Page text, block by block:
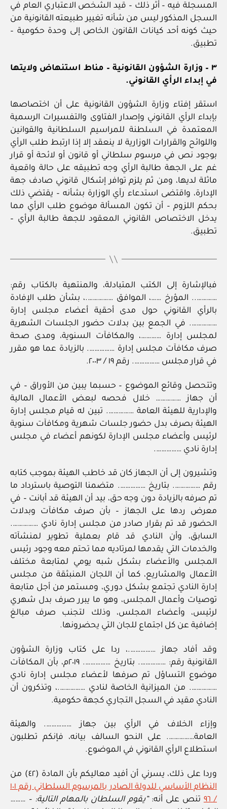
المسجلة فيه – أثر ذلك – قيد الشخص الاعتباري العام في
السجل المذكور ليس من شأنه تغيير طبيعته القانونية من
حيث كونه أحد كيانات القانون الخاص إلى وحدة حكومية –
تطبيق.
٣ – وزارة الشؤون القانونية – مناط استنهاض ولايتها
في إبداء الرأي القانوني.
استقر إفتاء وزارة الشؤون القانونية على أن اختصاصها
بإبداء الرأي القانوني وإصدار الفتاوى والتفسيرات الرسمية
المعتمدة في السلطنة للمراسيم السلطانية والقوانين
واللوائح والقرارات الوزارية لا ينعقد إلا إذا ارتبط طلب الرأي
بوجود نص في مرسوم سلطاني أو قانون أو لائحة أو قرار
غم على الجهة طالبة الرأي وجه تطبيقه على حالة واقعية
ماثلة لديها، ومن ثم يلزم توافر إشكال قانوني صادف جهة
الإدارة، واقتضى استدعاء رأي الوزارة بشأنه – يقتضي ذلك
بحكم اللزوم – أن تكون المسألة موضوع طلب الرأي مما
يدخل الاختصاص القانوني المعقود للجهة طالبة الرأي –
تطبيق.
فبالإشارة إلى الكتب المتبادلة، والمنتهية بالكتاب رقم:
………….. المؤرخ ……، الموافق …………….، بشأن طلب الإفادة
بالرأي القانوني حول مدى أحقية أعضاء مجلس إدارة
……………. في الجمع بين بدلات حضور الجلسات الشهرية
لمجلس إدارة …………، والمكافآت السنوية، ومدى صحة
صرف مكافآت مجلس إدارة ……………. بالزيادة عما هو مقرر
في قرار مجلس ……………. رقم ١٩ / ٢٠٠٣.
وتتحصل وقائع الموضوع – حسبما يبين من الأوراق – في
أن جهاز …………… خلال فحصه لبعض الأعمال المالية
والإدارية للهيئة العامة ……………. تبين له قيام مجلس إدارة
الهيئة بصرف بدل حضور جلسات شهرية ومكافآت سنوية
لرئيس وأعضاء مجلس الإدارة لكونهم أعضاء في مجلس
إدارة نادي …………….
وتشيرون إلى أن الجهاز كان قد خاطب الهيئة بموجب كتابه
رقم ……………. بتاريخ ……………. متضمنا التوصية باسترداد ما
تم صرفه بالزيادة دون وجه حق، بيد أن الهيئة قد أبانت – في
معرض ردها على الجهاز – بأن صرف مكافآت وبدلات
الحضور قد تم بقرار صادر من مجلس إدارة نادي …………….
السابق، وأن النادي قد قام بعملية تطوير لمنشآته
والخدمات التي يقدمها لمرتاديه مما تحتم معه وجود رئيس
المجلس والأعضاء بشكل شبه يومي لمتابعة مختلف
الأعمال والمشاريع، كما أن اللجان المنبثقة من مجلس
إدارة النادي تجتمع بشكل دوري، ومستمر من أجل متابعة
توصيات وأعمال المجلس، وهو ما يبرر صرف بدل شهري
لرئيس، وأعضاء المجلس، وذلك لتجنب صرف مبالغ
إضافية عن كل اجتماع للجان التي يحضرونها.
وقد أفاد جهاز …………….، ردا على كتاب وزارة الشؤون
القانونية رقم: ……………. بتاريخ ……………. ٢٠١٩م، بأن المكافآت
موضوع التساؤل تم صرفها لأعضاء مجلس إدارة نادي
……………. من الميزانية الخاصة لنادي …………….، وتذكرون أن
النادي مقيد في السجل التجاري كجهة حكومية.
وإزاء الخلاف في الرأي بين جهاز ……………. والهيئة
العامة……………. على النحو السالف بيانه، فإنكم تطلبون
استطلاع الرأي القانوني في الموضوع.
وردا على ذلك، يسرني أن أفيد معاليكم بأن المادة (٤٢) من
النظام الأساسي للدولة الصادر بالمرسوم السلطاني رقم ١٠١
/ ٩٦
تنص على أنه:“يقوم السلطان بالمهام التالية: – ………